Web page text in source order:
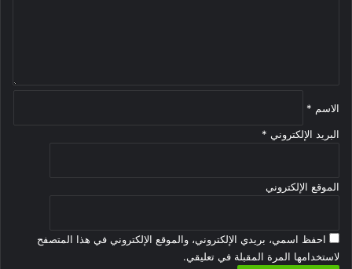
الاسم *
البريد الإلكتروني *
الموقع الإلكتروني
احفظ اسمي، بريدي الإلكتروني، والموقع الإلكتروني في هذا المتصفح
لاستخدامها المرة المقبلة في تعليقي.